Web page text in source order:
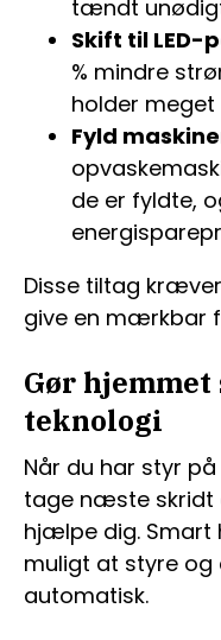
tændt
Skift til
% mindre
holder
Fyld
de er fyldte,
Disse tiltag
give en mærkbar
Gør
teknologi
Når du har styr
tage næste skridt
hjælpe dig. Smart
muligt at styre
automatisk.